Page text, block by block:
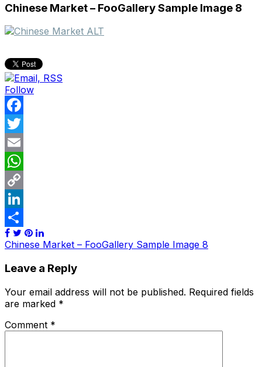
Chinese Market – FooGallery Sample Image 8
Follow
Facebook
Twitter
Email
WhatsApp
Copy
Link
LinkedIn
Share
Post
navigation
Chinese Market – FooGallery Sample Image 8
Leave a Reply
Your email address will not be published. Required fields
are marked *
Comment *